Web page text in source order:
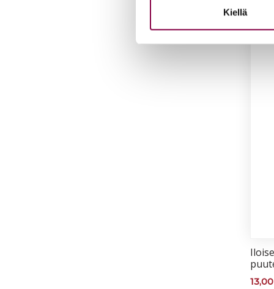
Kiellä
13,00